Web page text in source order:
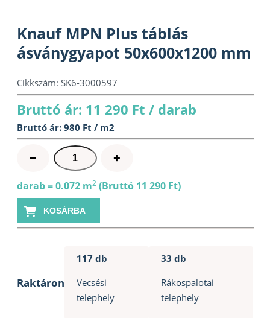
Knauf MPN Plus táblás
ásványgyapot 50x600x1200 mm
Cikkszám: SK6-3000597
Bruttó ár: 11 290 Ft / darab
Bruttó ár: 980 Ft / m2
−
Knauf
MPN
Plus
táblás
ásványgyapot
50x600x1200
mennyiség
+
darab = 0.072 m2 (Bruttó 11 290 Ft)
KOSÁRBA
Raktáron
117 db
Vecsési
telephely
33 db
Rákospalotai
telephely